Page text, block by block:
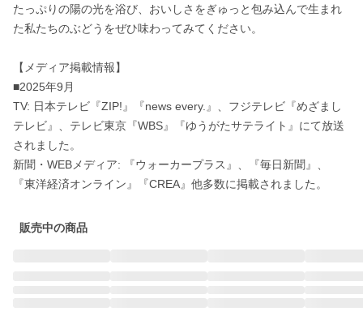
たっぷりの陽の光を浴び、おいしさをぎゅっと包み込んで生まれ
た私たちのぶどうをぜひ味わってみてください。
【メディア掲載情報】
■2025年9月
TV: 日本テレビ『ZIP!』『news every.』、フジテレビ『めざまし
テレビ』、テレビ東京『WBS』『ゆうがたサテライト』にて放送
されました。
新聞・WEBメディア: 『ウォーカープラス』、『毎日新聞』、
『東洋経済オンライン』『CREA』他多数に掲載されました。
販売中の商品